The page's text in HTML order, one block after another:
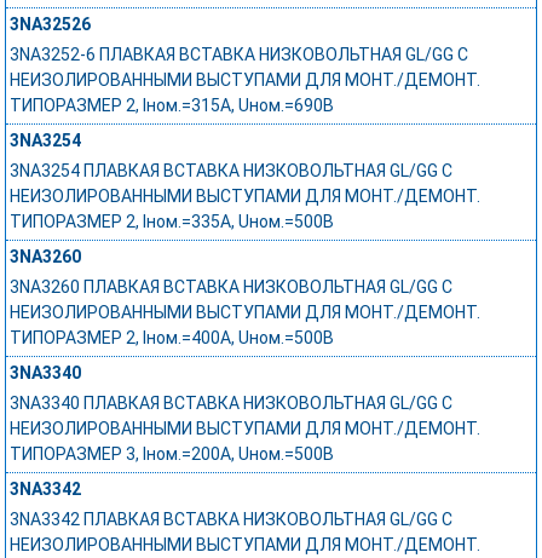
3NA32526
3NA3252-6 ПЛАВКАЯ ВСТАВКА НИЗКОВОЛЬТНАЯ GL/GG С
НЕИЗОЛИРОВАННЫМИ ВЫСТУПАМИ ДЛЯ МОНТ./ДЕМОНТ.
ТИПОРАЗМЕР 2, Iном.=315A, Uном.=690В
3NA3254
3NA3254 ПЛАВКАЯ ВСТАВКА НИЗКОВОЛЬТНАЯ GL/GG С
НЕИЗОЛИРОВАННЫМИ ВЫСТУПАМИ ДЛЯ МОНТ./ДЕМОНТ.
ТИПОРАЗМЕР 2, Iном.=335A, Uном.=500В
3NA3260
3NA3260 ПЛАВКАЯ ВСТАВКА НИЗКОВОЛЬТНАЯ GL/GG С
НЕИЗОЛИРОВАННЫМИ ВЫСТУПАМИ ДЛЯ МОНТ./ДЕМОНТ.
ТИПОРАЗМЕР 2, Iном.=400A, Uном.=500В
3NA3340
3NA3340 ПЛАВКАЯ ВСТАВКА НИЗКОВОЛЬТНАЯ GL/GG С
НЕИЗОЛИРОВАННЫМИ ВЫСТУПАМИ ДЛЯ МОНТ./ДЕМОНТ.
ТИПОРАЗМЕР 3, Iном.=200A, Uном.=500В
3NA3342
3NA3342 ПЛАВКАЯ ВСТАВКА НИЗКОВОЛЬТНАЯ GL/GG С
НЕИЗОЛИРОВАННЫМИ ВЫСТУПАМИ ДЛЯ МОНТ./ДЕМОНТ.